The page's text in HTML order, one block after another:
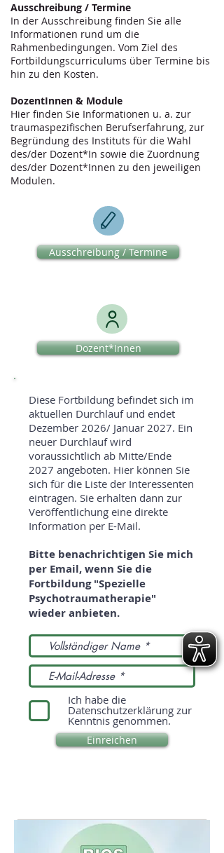
Ausschreibung / Termine
In der Ausschreibung finden Sie alle
Informationen rund um die
Rahmenbedingungen. Vom Ziel des
Fortbildungscurriculums über Termine bis
hin zu den Kosten.
DozentInnen & Module
Hier finden Sie Informationen u. a. zur
traumaspezifischen Berufserfahrung, zur
Begründung des Instituts für die Wahl
des/der Dozent*In sowie die Zuordnung
des/der Dozent*Innen zu den jeweiligen
Modulen.
Ausschreibung / Termine
Dozent*Innen
Diese Fortbildung befindet sich im
aktuellen Durchlauf und endet
Dezember 2026/ Januar 2027. Ein
neuer Durchlauf wird
voraussichtlich ab Mitte/Ende
2027 angeboten. Hier können Sie
sich für die Liste der Interessenten
eintragen. Sie erhalten dann zur
Veröffentlichung eine direkte
Information per E-Mail.
Bitte benachrichtigen Sie mich
per Email, wenn Sie die
Fortbildung "Spezielle
Psychotraumatherapie"
wieder anbieten.
Ich habe die
Datenschutzerklärung zur
Kenntnis genommen.
Einreichen